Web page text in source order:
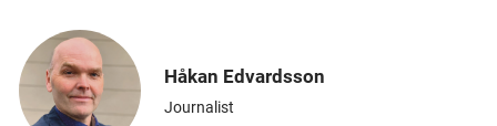
Håkan Edvardsson
Journalist